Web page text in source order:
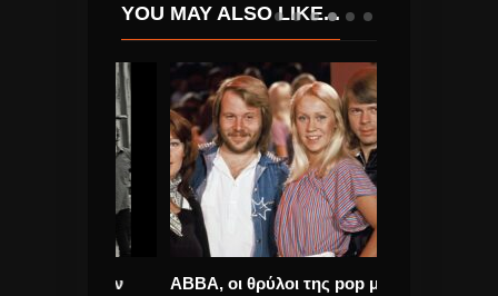
YOU MAY ALSO LIKE...
ABBA, οι θρύλοι της pop με νέα